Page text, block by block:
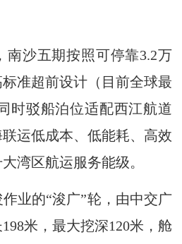
沙五期按照可停靠3.2万
准超前设计（目前全球最
时驳船泊位适配西江航道
运低成本、低能耗、高效
湾区航运服务能级。
的“浚广”轮，由中交广
米，最大挖深120米，舱